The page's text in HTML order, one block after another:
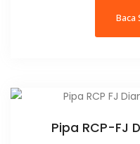
Baca
Pipa RCP-FJ